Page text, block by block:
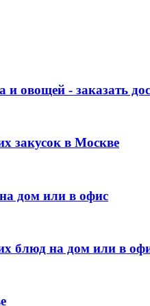
и овощей - заказать
закусок в Москве
дом или в офис
блюд на дом или в